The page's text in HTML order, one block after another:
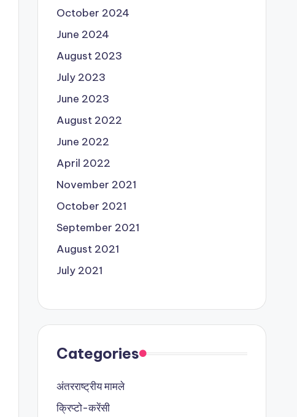
October 2024
June 2024
August 2023
July 2023
June 2023
August 2022
June 2022
April 2022
November 2021
October 2021
September 2021
August 2021
July 2021
Categories
अंतरराष्ट्रीय मामले
क्रिप्टो-करेंसी